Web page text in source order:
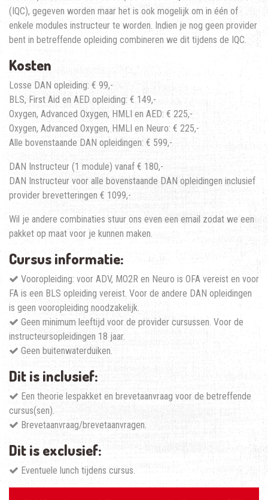
(IQC), gegeven worden maar het is ook mogelijk om in één of
enkele modules instructeur te worden. Indien je nog geen provider
bent in betreffende opleiding combineren we dit tijdens de IQC.
Kosten
Losse DAN opleiding: € 99,-
BLS, First Aid en AED opleiding: € 149,-
Oxygen, Advanced Oxygen, HMLI en AED: € 225,-
Oxygen, Advanced Oxygen, HMLI en Neuro: € 225,-
Alle bovenstaande DAN opleidingen: € 599,-
DAN Instructeur (1 module) vanaf € 180,-
DAN Instructeur voor alle bovenstaande DAN opleidingen inclusief
provider brevetteringen € 1099,-
Wil je andere combinaties stuur ons even een email zodat we een
pakket op maat voor je kunnen maken.
Cursus informatie:
Vooropleiding: voor ADV, MO2R en Neuro is OFA vereist en voor
FA is een BLS opleiding vereist. Voor de andere DAN opleidingen
is geen vooropleiding noodzakelijk.
Geen minimum leeftijd voor de provider cursussen. Voor de
instructeursopleidingen 18 jaar.
Geen buitenwaterduiken.
Dit is inclusief:
Een theorie lespakket en brevetaanvraag voor de betreffende
cursus(sen).
Brevetaanvraag/brevetaanvragen.
Dit is exclusief:
Eventuele lunch tijdens cursus.